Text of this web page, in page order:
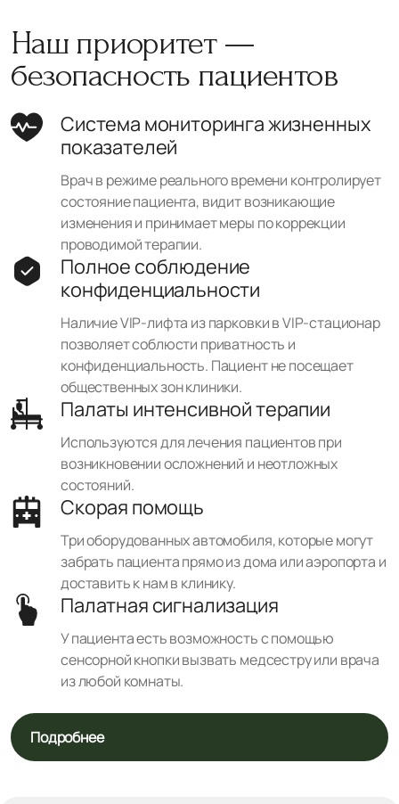
Наш приоритет —
безопасность пациентов
Система мониторинга жизненных
показателей
Врач в режиме реального времени контролирует
состояние пациента, видит возникающие
изменения и принимает меры по коррекции
проводимой терапии.
Полное соблюдение
конфиденциальности
Наличие VIP-лифта из парковки в VIP-стационар
позволяет соблюсти приватность и
конфиденциальность. Пациент не посещает
общественных зон клиники.
Палаты интенсивной терапии
Используются для лечения пациентов при
возникновении осложнений и неотложных
состояний.
Скорая помощь
Три оборудованных автомобиля, которые могут
забрать пациента прямо из дома или аэропорта и
доставить к нам в клинику.
Палатная сигнализация
У пациента есть возможность с помощью
сенсорной кнопки вызвать медсестру или врача
из любой комнаты.
Подробнее